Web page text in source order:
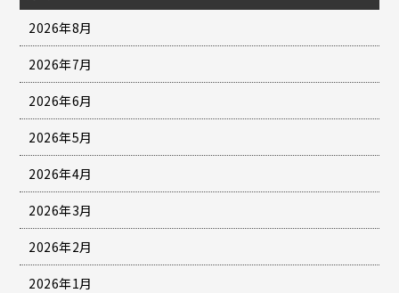
2026年8月
2026年7月
2026年6月
2026年5月
2026年4月
2026年3月
2026年2月
2026年1月